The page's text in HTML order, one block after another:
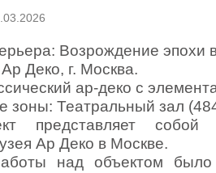
Возрождение эпохи
Деко, г. Москва.
ар-деко с
зоны: Театральный зал
представляет собой
Ар Деко в Москве.
над объектом было